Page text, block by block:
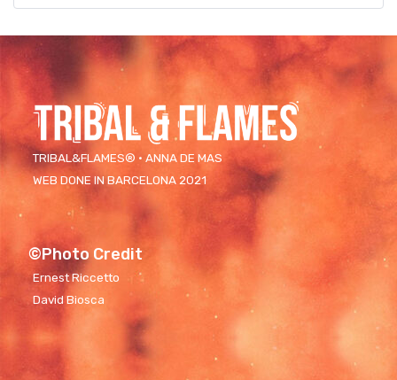
TRIBAL&FLAMES® · ANNA DE MAS
WEB DONE IN BARCELONA 2021
©Photo Credit
Ernest Riccetto
David Biosca